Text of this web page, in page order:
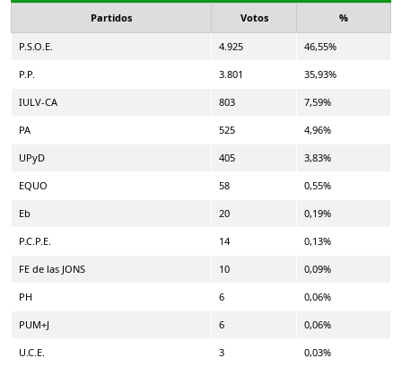
Partidos Votos %
P.S.O.E. 4.925 46,55%
P.P. 3.801 35,93%
IULV-CA 803 7,59%
PA 525 4,96%
UPyD 405 3,83%
EQUO 58 0,55%
Eb 20 0,19%
P.C.P.E. 14 0,13%
FE de las JONS 10 0,09%
PH 6 0,06%
PUM+J 6 0,06%
U.C.E. 3 0,03%